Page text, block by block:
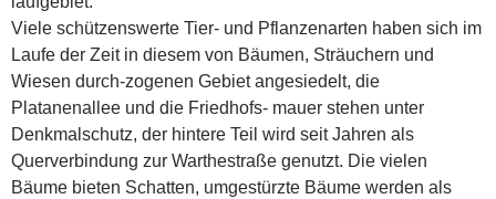
Viele schützenswerte Tier- und Pflanzenarten haben sich im
Laufe der Zeit in diesem von Bäumen, Sträuchern und
Wiesen durch-zogenen Gebiet angesiedelt, die
Platanenallee und die Friedhofs- mauer stehen unter
Denkmalschutz, der hintere Teil wird seit Jahren als
Querverbindung zur Warthestraße genutzt. Die vielen
Bäume bieten Schatten, umgestürzte Bäume werden als